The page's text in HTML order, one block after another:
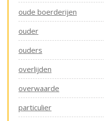
oude boerderijen
ouder
ouders
overlijden
overwaarde
particulier